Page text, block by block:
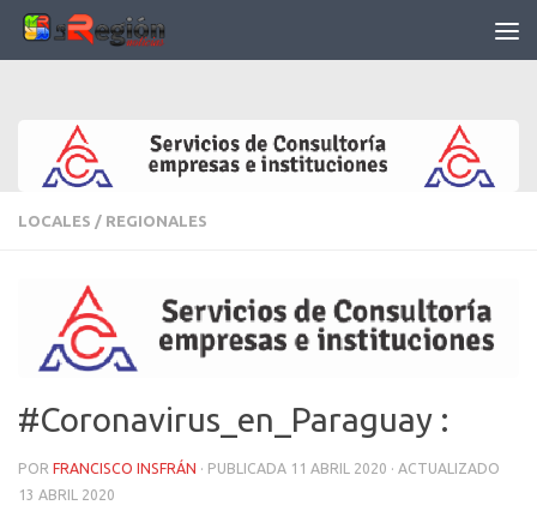
Saltar al contenido
LOCALES / REGIONALES
#Coronavirus_en_Paraguay :
POR FRANCISCO INSFRÁN · PUBLICADA 11 ABRIL 2020 · ACTUALIZADO
13 ABRIL 2020